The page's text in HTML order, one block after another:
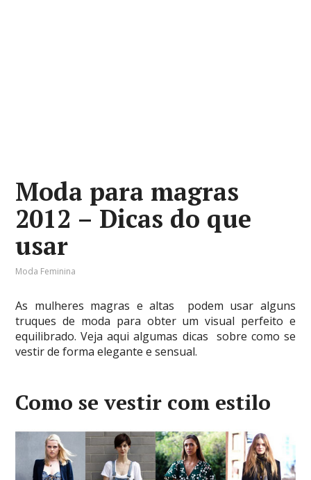
Moda para magras
2012 – Dicas do que
usar
Moda Feminina
As mulheres magras e altas podem usar alguns
truques de moda para obter um visual perfeito e
equilibrado. Veja aqui algumas dicas sobre como se
vestir de forma elegante e sensual.
Como se vestir com estilo